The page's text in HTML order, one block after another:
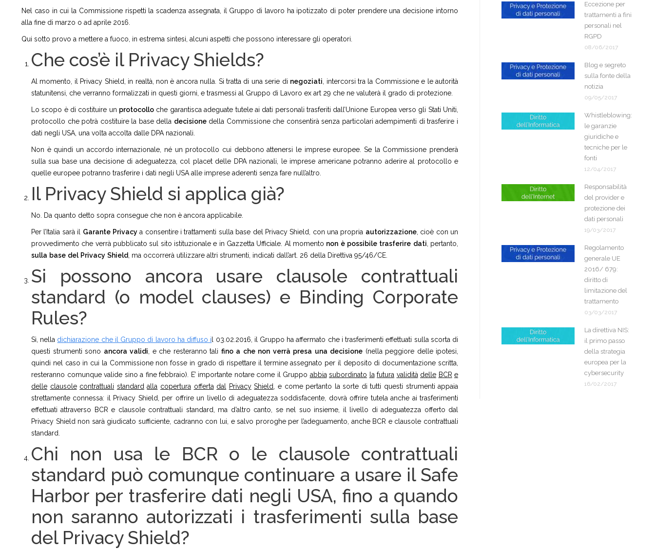
Nel caso in cui la Commissione rispetti la scadenza assegnata, il Gruppo di lavoro ha ipotizzato di poter prendere una decisione intorno
alla fine di marzo o ad aprile 2016.
Qui sotto provo a mettere a fuoco, in estrema sintesi, alcuni aspetti che possono interessare gli operatori.
Che cos’è il Privacy Shields?
Al momento, il Privacy Shield, in realtà, non è ancora nulla. Si tratta di una serie di negoziati , intercorsi tra la Commissione e le autorità
statunitensi, che verranno formalizzati in questi giorni, e trasmessi al Gruppo di Lavoro ex art 29 che ne valuterà il grado di protezione.
Lo scopo è di costituire un protocollo che garantisca adeguate tutele ai dati personali trasferiti dall’Unione Europea verso gli Stati Uniti,
protocollo che potrà costituire la base della decisionedella Commissione che consentirà senza particolari adempimenti di trasferire i
dati negli USA, una volta accolta dalle DPA nazionali.
Non è quindi un accordo internazionale, né un protocollo cui debbono attenersi le imprese europee. Se la Commissione prenderà
sulla sua base una decisione di adeguatezza, col placet delle DPA nazionali, le imprese americane potranno aderire al protocollo e
quelle europee potranno trasferire i dati negli USA alle imprese aderenti senza fare null’altro.
Il Privacy Shield si applica già?
No. Da quanto detto sopra consegue che non è ancora applicabile.
Per l’Italia sarà il Garante Privacya consentire i trattamenti sulla base del Privacy Shield, con una propria autorizzazione, cioè con un
provvedimento che verrà pubblicato sul sito istituzionale e in Gazzetta Ufficiale. Al momento non è possibile trasferire dati , pertanto,
sulla base del Privacy Shield , ma occorrerà utilizzare altri strumenti, indicati dall’art. 26 della Direttiva 95/46/CE.
Si possono ancora usare clausole contrattuali
standard (o model clauses) e Binding Corporate
Rules?
Sì, nella dichiarazione che il Gruppo di lavoro ha diffuso i l 03.02.2016, il Gruppo ha affermato che i trasferimenti effettuati sulla scorta di
questi strumenti sono ancora validi , e che resteranno tali fino a che non verrà presa una decisione (nella peggiore delle ipotesi,
quindi nel caso in cui la Commissione non fosse in grado di rispettare il termine assegnato per il deposito di documentazione scritta,
resteranno comunque valide sino a fine febbraio). E’ importante notare come il Gruppo abbia subordinato la futura validità delle BCR e
delle clausole contrattuali standard alla copertura offerta dal Privacy Shield
, e come pertanto la sorte di tutti questi strumenti appaia
strettamente connessa: il Privacy Shield, per offrire un livello di adeguatezza soddisfacente, dovrà offrire tutela anche ai trasferimenti
effettuati attraverso BCR e clausole contrattuali standard, ma d’altro canto, se nel suo insieme, il livello di adeguatezza offerto dal
Privacy Shield non sarà giudicato sufficiente, cadranno con lui, e salvo proroghe per l’adeguamento, anche BCR e clausole contrattuali
standard.
Chi non usa le BCR o le clausole contrattuali
standard può comunque continuare a usare il Safe
Harbor per trasferire dati negli USA, fino a quando
non saranno autorizzati i trasferimenti sulla base
del Privacy Shield?
Eccezione per
trattamenti a fini
personali nel
RGPD
08/06/2017
Blog e segreto
sulla fonte della
notizia
09/05/2017
Whistleblowing:
le garanzie
giuridiche e
tecniche per le
fonti
12/04/2017
Responsabilità
del provider e
protezione dei
dati personali
19/03/2017
Regolamento
generale UE
2016/ 679:
diritto di
limitazione del
trattamento
03/03/2017
La direttiva NIS:
il primo passo
della strategia
europea per la
cybersecurity
16/02/2017